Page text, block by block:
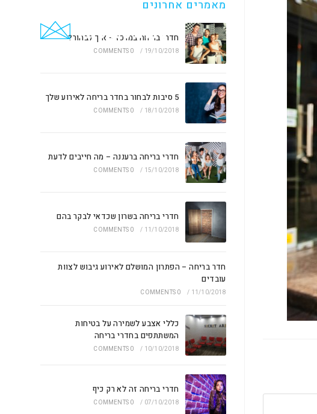
מאמרים אחרונים
חדרי בריחה במרכז – איך לבחור?
19/10/2018
/
0 COMMENTS
5 סיבות לבחור בחדר בריחה לאירוע שלך
18/10/2018
/
0 COMMENTS
חדרי בריחה ברעננה – מה חייבים לדעת
15/10/2018
/
0 COMMENTS
חדרי בריחה בשרון שכדאי לבקר בהם
11/10/2018
/
0 COMMENTS
חדר בריחה – הפתרון המושלם לאירוע גיבוש לצוות
עובדים
11/10/2018
/
0 COMMENTS
כללי אצבע לשמירה על בטיחות
המשתתפים בחדרי בריחה
10/10/2018
/
0 COMMENTS
חדרי בריחה זה לא רק כיף
07/10/2018
/
0 COMMENTS